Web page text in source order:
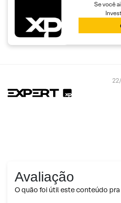
Se você
Avaliação
O quão foi útil este conteúdo pra